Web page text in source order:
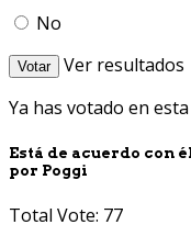
No
Votar
Ver resultados
Ya has votado en
Está de acuerdo con
por Poggi
Total Vote: 77